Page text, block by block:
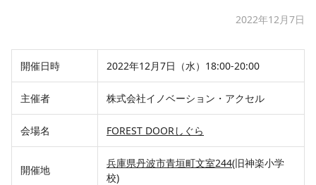
2022年12月7日
開催日時 2022年12月7日（水）18:00-20:00
主催者 株式会社イノベーション・アクセル
会場名 FOREST DOORしぐら
開催地
兵庫県丹波市青垣町文室244(旧神楽小学
校)